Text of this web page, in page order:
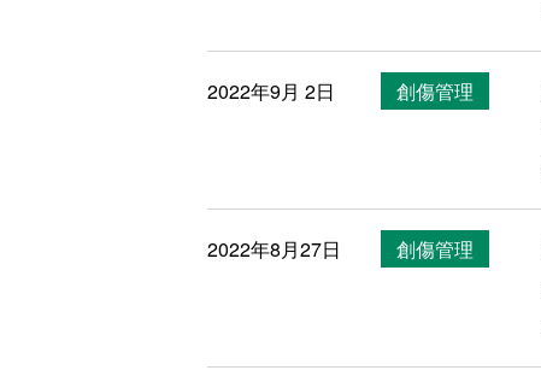
2022年9月 2日 創傷管理
2022年8月27日 創傷管理